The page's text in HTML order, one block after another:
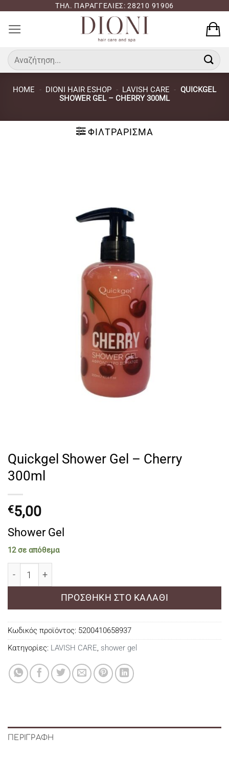
περιεχόμενο
ΤΗΛ. ΠΑΡΑΓΓΕΛΙΕΣ: 28210 91906
Αναζήτηση
για:
HOME - DIONI HAIR ESHOP - LAVISH CARE - QUICKGEL
SHOWER GEL – CHERRY 300ML
ΦΙΛΤΡΆΡΙΣΜΑ
Quickgel Shower Gel – Cherry
300ml
€5,00
Shower Gel
12 σε απόθεμα
ΠΡΟΣΘΉΚΗ ΣΤΟ ΚΑΛΆΘΙ
Κωδικός προϊόντος: 5200410658937
Κατηγορίες: LAVISH CARE shower gel
ΠΕΡΙΓΡΑΦΉ